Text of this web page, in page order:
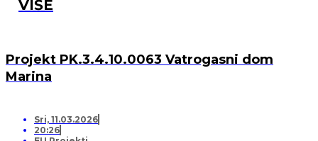
VIŠE
Projekt PK.3.4.10.0063 Vatrogasni dom
Marina
Sri, 11.03.2026
20:26